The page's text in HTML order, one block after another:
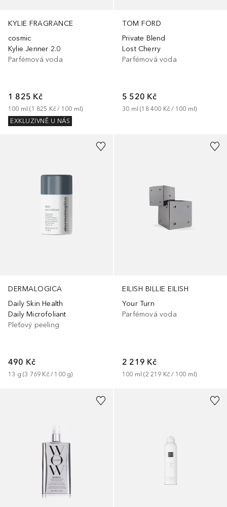
KYLIE FRAGRANCE
cosmic
Kylie Jenner 2.0
Parfémová voda
1 825 Kč
100 ml (1 825 Kč / 100 ml)
EXKLUZIVNĚ U NÁS
TOM FORD
Private Blend
Lost Cherry
Parfémová voda
5 520 Kč
30 ml (18 400 Kč / 100 ml)
DERMALOGICA
Daily Skin Health
Daily Microfoliant
Pleťový peeling
490 Kč
13 g (3 769 Kč / 100 g)
EILISH BILLIE EILISH
Your Turn
Parfémová voda
2 219 Kč
100 ml (2 219 Kč / 100 ml)